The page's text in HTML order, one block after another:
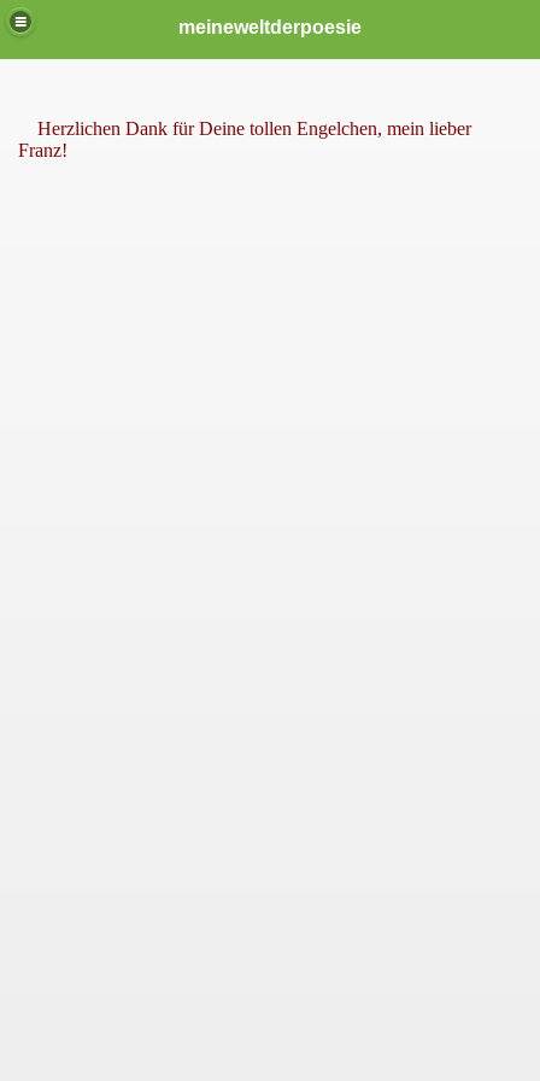
meineweltderpoesie
Herzlichen Dank für Deine tollen Engelchen, mein lieber
Franz!